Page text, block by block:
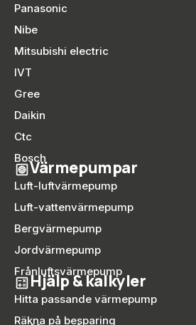
Panasonic
Nibe
Mitsubishi electric
IVT
Gree
Daikin
Ctc
BoschVärmepumpar
Luft-luftvärmepump
Luft-vattenvärmepump
Bergvärmepump
Jordvärmepump
Frånluftsvärmepump
Hjälp & kalkyler
Hitta passande värmepump
Räkna på besparing